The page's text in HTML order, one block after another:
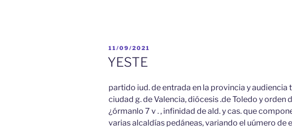
PUBLICADO
11/09/2021
YESTE
partido iud. de entrada en la provincia y audiencia
ciudad g. de Valencia, diócesis .de Toledo y orden
¿órmanlo 7 v . , infinidad de ald. y cas. que
varias alcaldías pedáneas, variando el uúmero de